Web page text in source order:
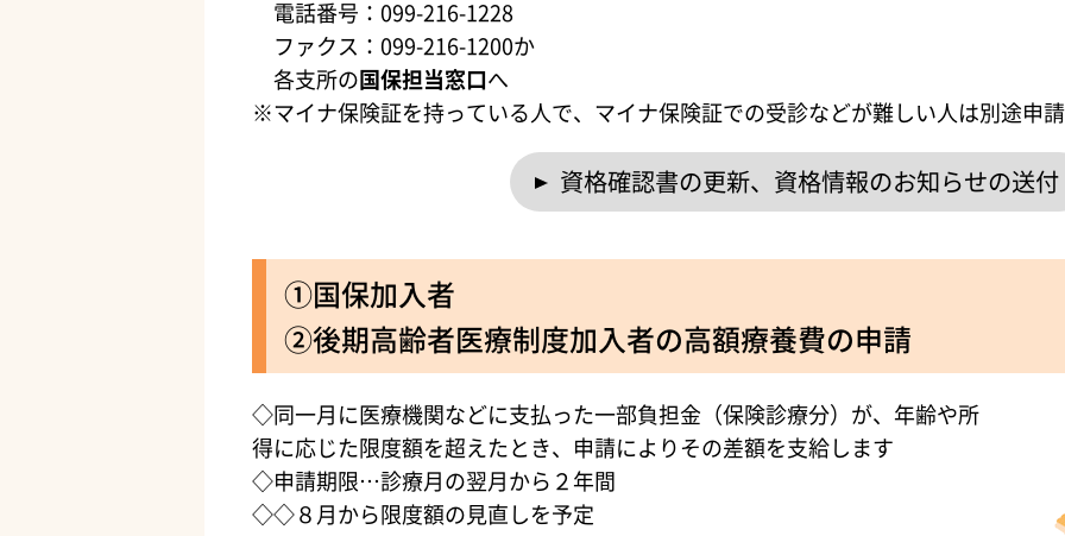
電話番号：099-216-1228
ファクス：099-216-1200か
各支所の国保担当窓口へ
※マイナ保険証を持っている人で、マイナ保険証での受診などが難しい人は別途申
資格確認書の更新、資格情報のお知らせの送付
①国保加入者
②後期高齢者医療制度加入者の高額療養費の申請
◇同一月に医療機関などに支払った一部負担金（保険診療分）が、年齢や所
得に応じた限度額を超えたとき、申請によりその差額を支給します
◇申請期限…診療月の翌月から２年間
◇◇８月から限度額の見直しを予定